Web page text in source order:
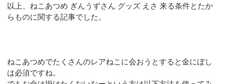
以上、ねこあつめ ぎんうずさん グッズ えさ 来る条件とたか
らものに関する記事でした。
ねこあつめでたくさんのレアねこに会おうとすると金にぼし
は必須ですね。